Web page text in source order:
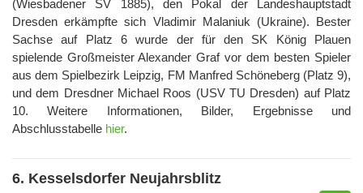
(Wiesbadener SV 1885), den Pokal der Landeshauptstadt
Dresden erkämpfte sich Vladimir Malaniuk (Ukraine). Bester
Sachse auf Platz 6 wurde der für den SK König Plauen
spielende Großmeister Alexander Graf vor dem besten Spieler
aus dem Spielbezirk Leipzig, FM Manfred Schöneberg (Platz 9),
und dem Dresdner Michael Roos (USV TU Dresden) auf Platz
10. Weitere Informationen, Bilder, Ergebnisse und
Abschlusstabelle hier.
6. Kesselsdorfer Neujahrsblitz